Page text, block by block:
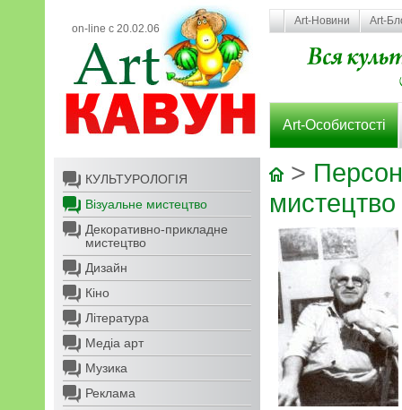
on-line с 20.02.06
Art-Новини Art-
Art-Особистості
КУЛЬТУРОЛОГІЯ
Візуальне мистецтво
Декоративно-прикладне
мистецтво
Дизайн
Кіно
Література
Медіа арт
Музика
Реклама
>
мистецтво